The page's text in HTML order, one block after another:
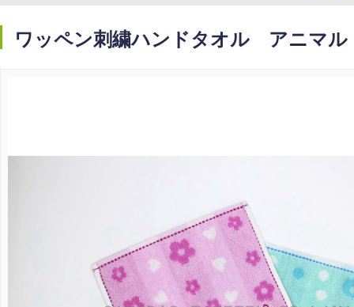
ワッペン刺繍ハンドタオル アニマル